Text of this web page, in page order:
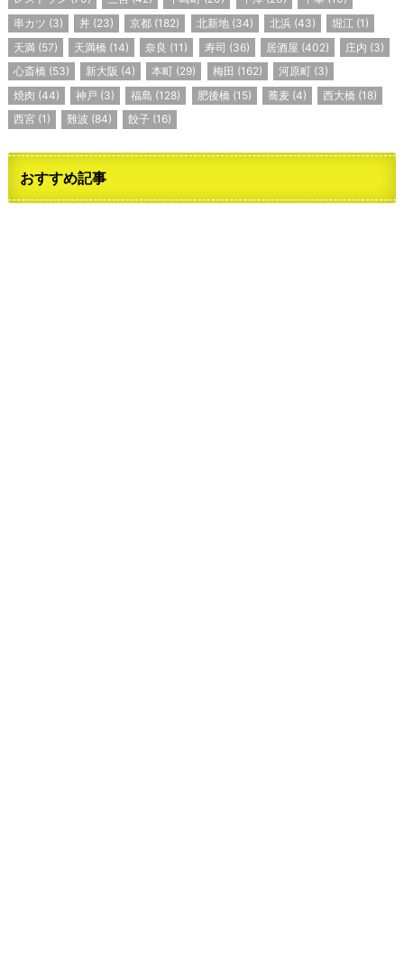
串カツ (3) 丼 (23) 京都 (182) 北新地(34) 北浜(43) 堀江 (1)
天満 (57) 天満橋 (14) 奈良 (11) 寿司 (36) 居酒屋 (402) 庄内 (3)
心斎橋 (53) 新大阪 (4) 本町 (29) 梅田 (162) 河原町 (3)
焼肉 (44) 神戸 (3) 福島 (128) 肥後橋 (15) 蕎麦(4) 西大橋 (18)
西宮(1) 難波 (84) 餃子 (16)
おすすめ記事